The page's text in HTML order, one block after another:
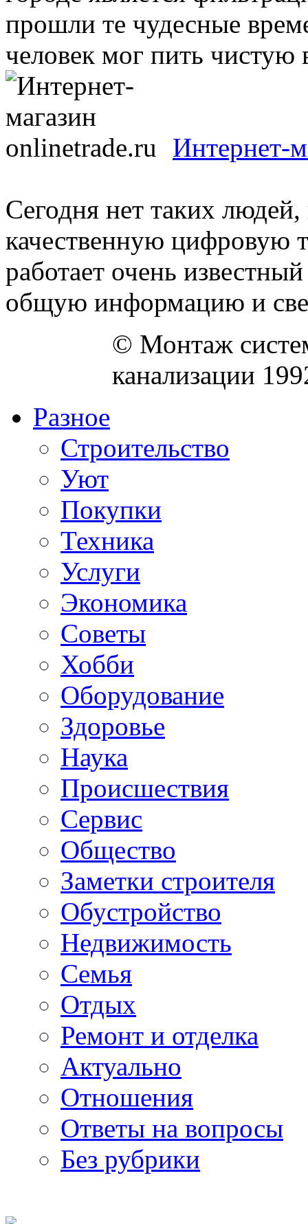
прошли те чудесные
человек мог пить чистую
Интернет-
Сегодня нет таких
качественную цифровую
работает очень
общую информацию и
© Монтаж
канализации
Разное
Строительство
Уют
Покупки
Техника
Услуги
Экономика
Советы
Хобби
Oборудование
Здоровье
Наука
Происшествия
Сервис
Общество
Заметки строителя
Обустройство
Недвижимость
Семья
Отдых
Ремонт и отделка
Актуально
Отношения
Ответы на вопросы
Без рубрики